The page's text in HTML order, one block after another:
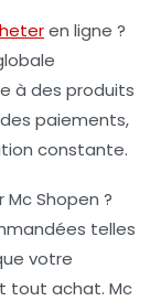
en ligne ?
à des produits
paiements,
constante.
Shopen ?
telles
votre
tout achat. Mc